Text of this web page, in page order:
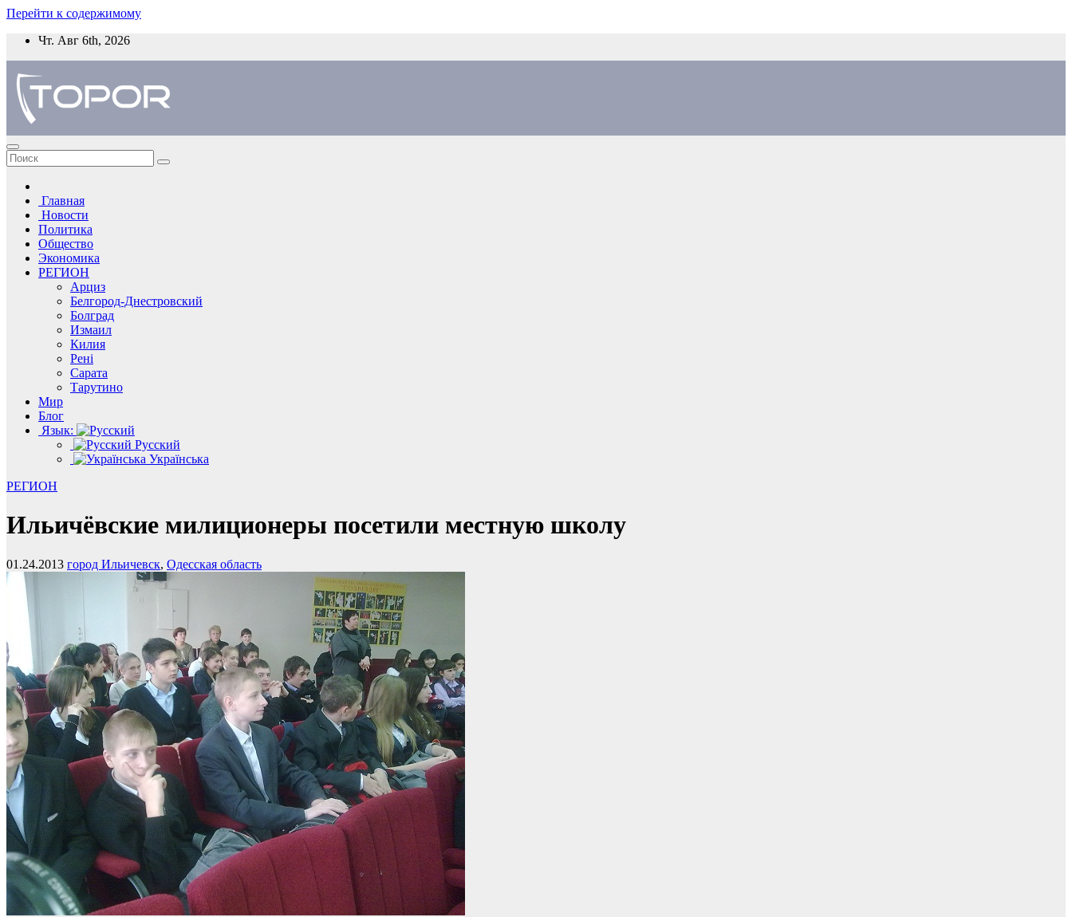
Перейти к содержимому
Чт. Авг 6th, 2026
Главная
Новости
Политика
Общество
Экономика
РЕГИОН
Арциз
Белгород-Днестровский
Болград
Измаил
Килия
Рені
Сарата
Тарутино
Мир
Блог
Язык:
Русский
Українська
РЕГИОН
Ильичёвские милиционеры посетили местную школу
01.24.2013 город Ильичевск, Одесская область